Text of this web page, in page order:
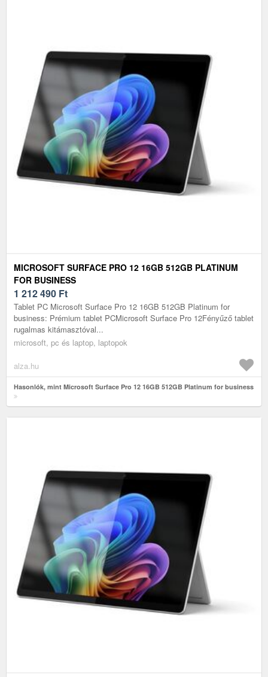
MICROSOFT SURFACE PRO 12 16GB 512GB PLATINUM
FOR BUSINESS
1 212 490 Ft
Tablet PC Microsoft Surface Pro 12 16GB 512GB Platinum for
business: Prémium tablet PCMicrosoft Surface Pro 12Fényűző tablet
rugalmas kitámasztóval...
microsoft, pc és laptop, laptopok
alza.hu
Hasonlók, mint Microsoft Surface Pro 12 16GB 512GB Platinum for business